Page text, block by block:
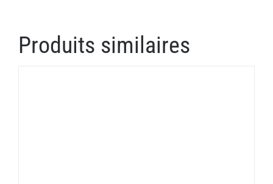
Produits similaires